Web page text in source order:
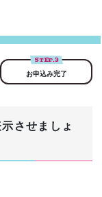
STEP.3
お申込み完了
させましょ